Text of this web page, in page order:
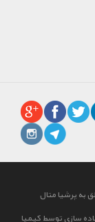
به پرشیا متال
سازی توسط کیمیا